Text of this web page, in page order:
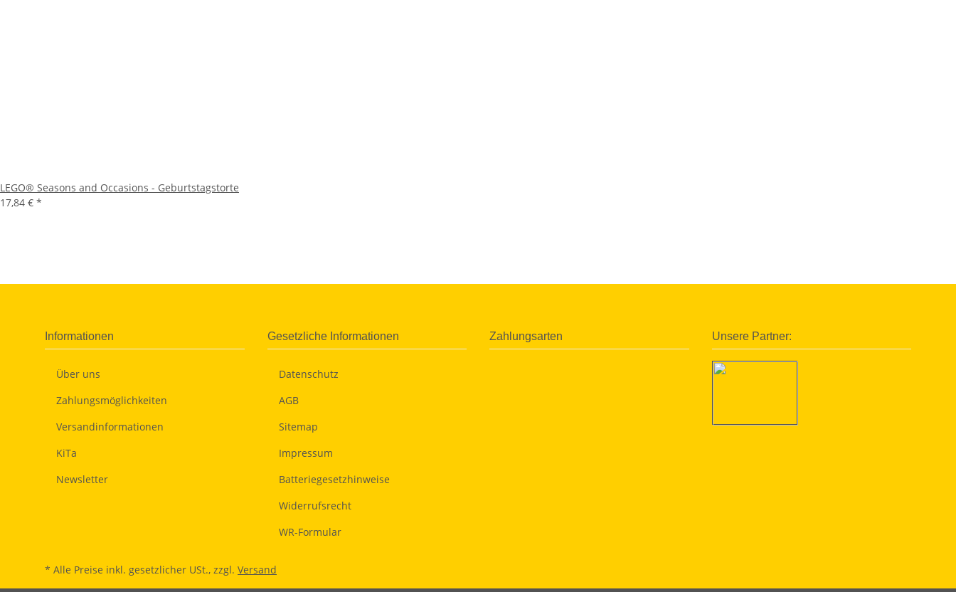
LEGO® Seasons and Occasions - Geburtstagstorte
17,84 € *
Informationen
Über uns
Zahlungsmöglichkeiten
Versandinformationen
KiTa
Newsletter
Gesetzliche Informationen
Datenschutz
AGB
Sitemap
Impressum
Batteriegesetzhinweise
Widerrufsrecht
WR-Formular
Zahlungsarten Unsere Partner:
* Alle Preise inkl. gesetzlicher USt., zzgl. Versand